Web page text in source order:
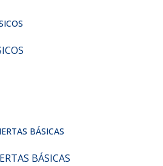
BÁSICAS